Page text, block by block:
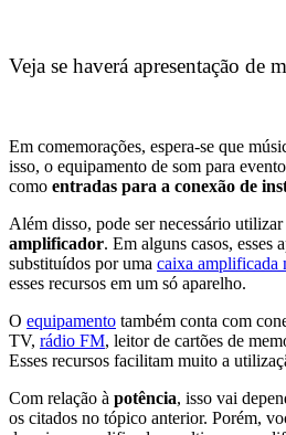
Veja se haverá apresentação de
Em comemorações, espera-se que
isso, o equipamento de som para
como entradas para a conexão de
Além disso, pode ser necessário utilizar
amplificador. Em alguns casos, esses
substituídos por uma caixa amplificada
esses recursos em um só aparelho.
O equipamento também conta com
TV, rádio FM, leitor de cartões de
Esses recursos facilitam muito a
Com relação à potência, isso vai
os citados no tópico anterior. Porém,